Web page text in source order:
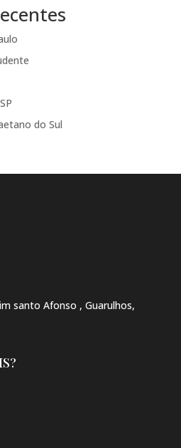
do Sul
santo Afonso , Guarulhos,